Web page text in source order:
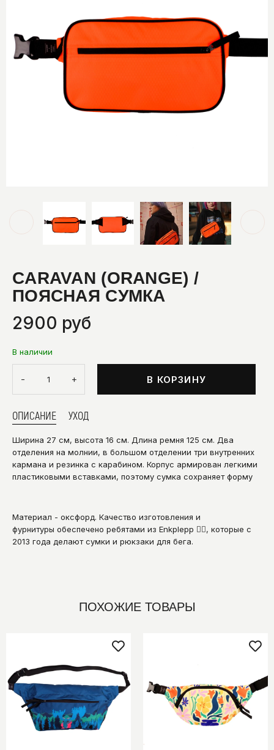
CARAVAN (ORANGE) /
ПОЯСНАЯ СУМКА
2900 руб
В наличии
- + В КОРЗИНУ
ОПИСАНИЕ
Ширина 27 см, высота 16 см. Длина ремня 125 см. Два
отделения на молнии, в большом отделении три внутренних
кармана и резинка с карабином. Корпус армирован легкими
пластиковыми вставками, поэтому сумка сохраняет форму
Материал - оксфорд. Качество изготовления и
фурнитуры обеспечено ребятами из Enkplepp 👍🏻, которые с
2013 года делают сумки и рюкзаки для бега.
УХОД
ПОХОЖИЕ ТОВАРЫ